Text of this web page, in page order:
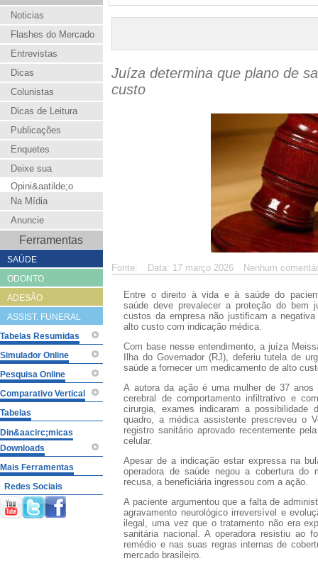
Noticias
Flashes do Mercado
Entrevistas
Dicas
Colunistas
Dicas de Leitura
Publicações
Enquetes
Deixe sua
Opini&aatilde;o
Na Mídia
Anuncie
Ferramentas
SAÚDE
ODONTO
ADESÃO
ASSIST. FUNERAL
Tabelas Resumidas
Simulador Online
Pesquisa Online
Comparativo Vertical
Tabelas
Din&aacirc;micas
Downloads
Mais Ferramentas
Redes Sociais
Juíza determina que plano de
custo
Fonte: Data: 17 março 2026 Nenhum
Entre o direito à vida e à saúde do
saúde deve prevalecer a proteção do bem
custos da empresa não justificam a
alto custo com indicação médica.
Com base nesse entendimento, a juíza
Ilha do Governador (RJ), deferiu tutela de
saúde a fornecer um medicamento de alto
A autora da ação é uma mulher de 37
cerebral de comportamento infiltrativo e
cirurgia, exames indicaram a
quadro, a médica assistente prescreveu o
registro sanitário aprovado recentemente
celular.
Apesar de a indicação estar expressa na
operadora de saúde negou a cobertura do
recusa, a beneficiária ingressou com a ação.
A paciente argumentou que a falta de
agravamento neurológico irreversível e
ilegal, uma vez que o tratamento não era
sanitária nacional. A operadora resistiu ao
remédio e nas suas regras internas de
mercado brasileiro.